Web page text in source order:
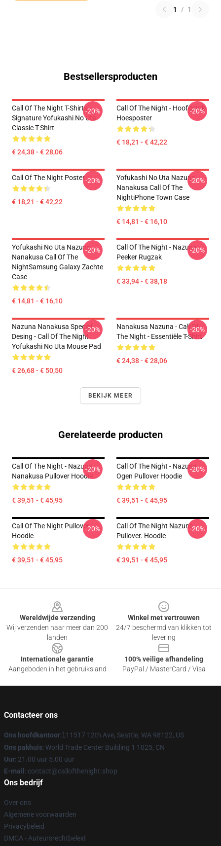
1 / 1
Bestsellersproducten
Call Of The Night T-Shirts -
Signature Yofukashi No Uta
Classic T-Shirt
€ 24,38 - € 28,06
-20%
Call Of The Night - Hoofdstuk
Hoesposter
€ 18,21 - € 42,22
-20%
Call Of The Night Poster
€ 18,21 - € 42,22
-20%
Yofukashi No Uta Nazuna
Nanakusa Call Of The
NightiPhone Town Case
€ 14,81 - € 16,10
-20%
Yofukashi No Uta Nazuna
Nanakusa Call Of The
NightSamsung Galaxy Zachte
Case
€ 14,81 - € 16,10
-20%
Call Of The Night - Nazuna
Peeker Rugzak
€ 33,94 - € 38,18
-20%
Nazuna Nanakusa Special
Desing - Call Of The Night
Yofukashi No Uta Mouse Pad
€ 26,68 - € 50,50
-20%
Nanakusa Nazuna - Call Of
The Night - Essentiële T-Shirt
€ 24,38 - € 28,06
-20%
BEKIJK MEER
Gerelateerde producten
Call Of The Night - Nazuna
Nanakusa Pullover Hoodie
€ 39,51 - € 45,95
-20%
Call Of The Night - Nazuna
Ogen Pullover Hoodie
€ 39,51 - € 45,95
-20%
Call Of The Night Pullover
Hoodie
€ 39,51 - € 45,95
-20%
Call Of The Night Nazuna
Pullover. Hoodie
€ 39,51 - € 45,95
-20%
Wereldwijde verzending
Wij verzenden naar meer dan 200
landen
Winkel met vertrouwen
24/7 beschermd van klikken tot
levering
Internationale garantie
Aangeboden in het gebruiksland
100% veilige afhandeling
PayPal / MasterCard / Visa
Contacteer ons
Ons hoofdkantoor:1 11517 12th Ave, Seattle, WA 98122, US
Ons pakhuis: World Trade Center Building 1 1025, CN
Uur: 21.00 uur 5.00 uur
E-mail : contact@callofthenight.shop
Ons bedrijf
Over ons
Algemene voorwaarden
Privacybeleid
DMCA - Auteursrechtbeleid